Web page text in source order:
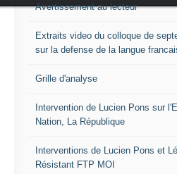
Avertissement au lecteur
Extraits video du colloque de
sur la defense de la langue
Grille d'analyse
Intervention de Lucien Pons sur
Nation, La République
Interventions de Lucien Pons et
Résistant FTP MOI